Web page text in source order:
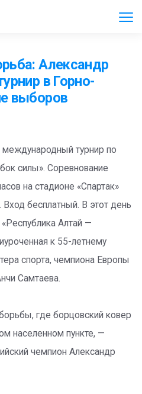
Александр
в Горно-
выборов
международный турнир по
силы». Соревнование
на стадионе «Спартак»
бесплатный. В этот день
Алтай —
к 55-летнему
спорта, чемпиона Европы
Самтаева.
где борцовский ковер
населенном пункте, —
чемпион Александр